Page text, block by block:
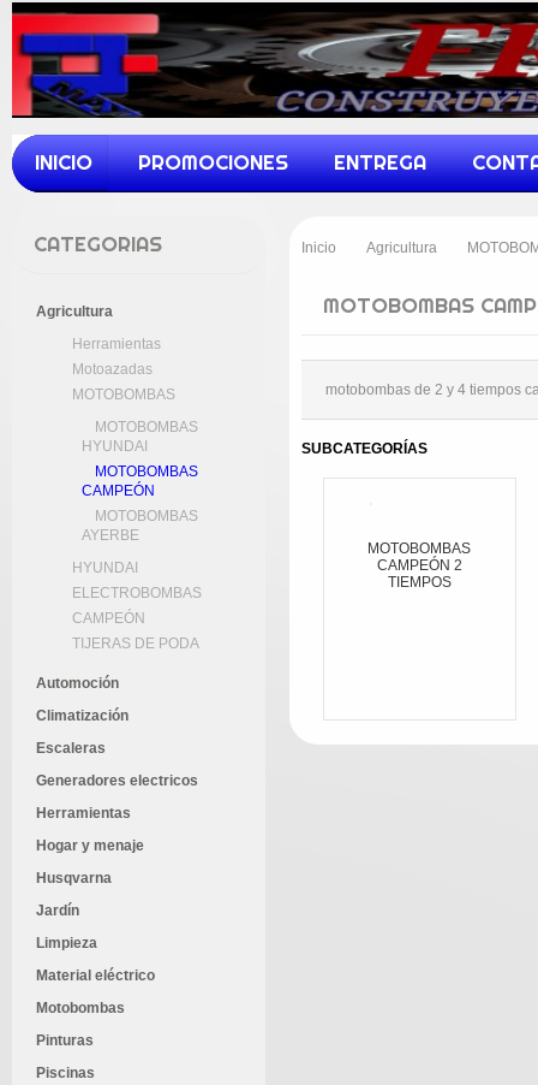
INICIO PROMOCIONES ENTREGA
CATEGORIAS
Agricultura
Herramientas
Motoazadas
MOTOBOMBAS
MOTOBOMBAS
HYUNDAI
MOTOBOMBAS
CAMPEÓN
MOTOBOMBAS
AYERBE
HYUNDAI
ELECTROBOMBAS
CAMPEÓN
TIJERAS DE PODA
Automoción
Climatización
Escaleras
Generadores electricos
Herramientas
Hogar y menaje
Husqvarna
Jardín
Limpieza
Material eléctrico
Motobombas
Pinturas
Piscinas
Inicio Agricultura
MOTOBOMBAS
motobombas de 2 y 4 tiempos
SUBCATEGORÍAS
MOTOBOMBAS
CAMPEÓN 2
TIEMPOS